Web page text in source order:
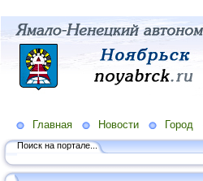
Главная Новости Город
Поиск на портале...